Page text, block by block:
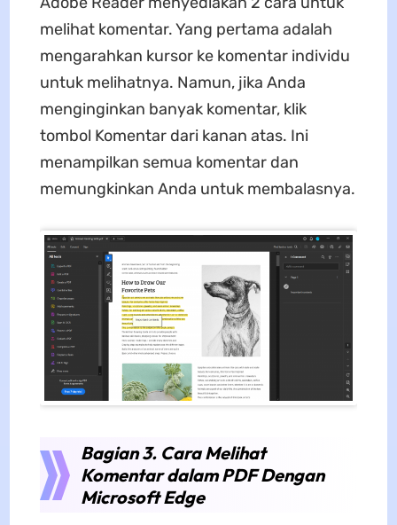
melihat komentar. Yang pertama adalah
mengarahkan kursor ke komentar individu
untuk melihatnya. Namun, jika Anda
menginginkan banyak komentar, klik
tombol Komentar dari kanan atas. Ini
menampilkan semua komentar dan
memungkinkan Anda untuk membalasnya.
Bagian 3. Cara Melihat
Komentar dalam PDF Dengan
Microsoft Edge